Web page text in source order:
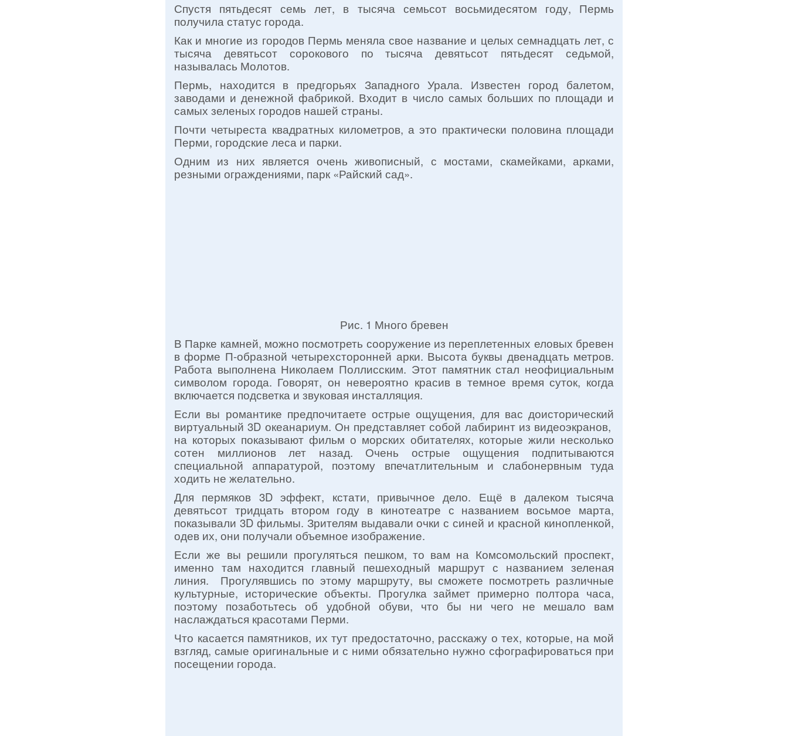
Спустя пятьдесят семь лет, в тысяча семьсот восьмидесятом году, Пермь
получила статус города.
Как и многие из городов Пермь меняла свое название и целых семнадцать лет, с
тысяча девятьсот сорокового по тысяча девятьсот пятьдесят седьмой,
называлась Молотов.
Пермь, находится в предгорьях Западного Урала. Известен город балетом,
заводами и денежной фабрикой. Входит в число самых больших по площади и
самых зеленых городов нашей страны.
Почти четыреста квадратных километров, а это практически половина площади
Перми, городские леса и парки.
Одним из них является очень живописный, с мостами, скамейками, арками,
резными ограждениями, парк «Райский сад».
Рис. 1 Много бревен
В Парке камней, можно посмотреть сооружение из переплетенных еловых бревен
в форме П-образной четырехсторонней арки. Высота буквы двенадцать метров.
Работа выполнена Николаем Поллисским. Этот памятник стал неофициальным
символом города. Говорят, он невероятно красив в темное время суток, когда
включается подсветка и звуковая инсталляция.
Если вы романтике предпочитаете острые ощущения, для вас доисторический
виртуальный 3D океанариум. Он представляет собой лабиринт из видеоэкранов,
на которых показывают фильм о морских обитателях, которые жили несколько
сотен миллионов лет назад. Очень острые ощущения подпитываются
специальной аппаратурой, поэтому впечатлительным и слабонервным туда
ходить не желательно.
Для пермяков 3D эффект, кстати, привычное дело. Ещё в далеком тысяча
девятьсот тридцать втором году в кинотеатре с названием восьмое марта,
показывали 3D фильмы. Зрителям выдавали очки с синей и красной кинопленкой,
одев их, они получали объемное изображение.
Если же вы решили прогуляться пешком, то вам на Комсомольский проспект,
именно там находится главный пешеходный маршрут с названием зеленая
линия. Прогулявшись по этому маршруту, вы сможете посмотреть различные
культурные, исторические объекты. Прогулка займет примерно полтора часа,
поэтому позаботьтесь об удобной обуви, что бы ни чего не мешало вам
наслаждаться красотами Перми.
Что касается памятников, их тут предостаточно, расскажу о тех, которые, на мой
взгляд, самые оригинальные и с ними обязательно нужно сфографироваться при
посещении города.